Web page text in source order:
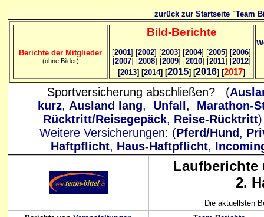
zurück zur Startseite "Team
Berichte der Mitglieder
(ohne Bilder)
Bild-Berichte
[2001] [2002] [2003] [2004] [2005] [2006]
[2007] [2008] [2009] [2010] [2011] [2012]
[2013] [2014] [2015] [2016] [2017]
Sportversicherung abschließen? (
kurz, Ausland lang, Unfall ,
Marathon-
Rücktritt/Reisegepäck, Reise-Rücktritt
Weitere Versicherungen: (Pferd/Hund,
Haftpflicht, Haus-Haftpflicht,
Laufberichte
2.
Die aktuellsten